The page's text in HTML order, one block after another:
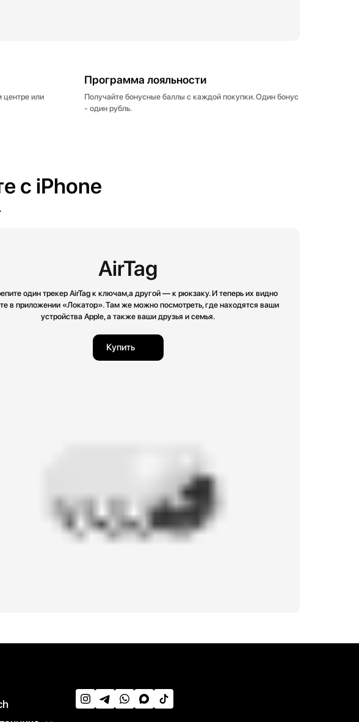
центре или
Программа лояльности
Получайте бонусные баллы с каждой покупки. Один бонус
- один рубль.
с iPhone
AirTag
один трекер AirTag к ключам,а другой — к рюкзаку. И теперь их видно
в приложении «Локатор». Там же можно посмотреть, где находятся ваши
устройства Apple, а также ваши друзья и семья.
Купить